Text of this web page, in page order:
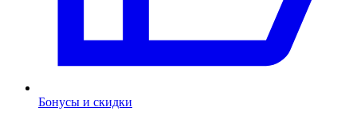
Бонусы и скидки